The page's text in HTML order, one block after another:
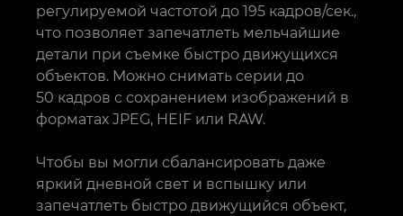
регулируемой частотой до 195 кадров/сек.,
что позволяет запечатлеть мельчайшие
детали при съемке быстро движущихся
объектов. Можно снимать серии до
50 кадров с сохранением изображений в
форматах JPEG, HEIF или RAW.
Чтобы вы могли сбалансировать даже
яркий дневной свет и вспышку или
запечатлеть быстро движущийся объект,